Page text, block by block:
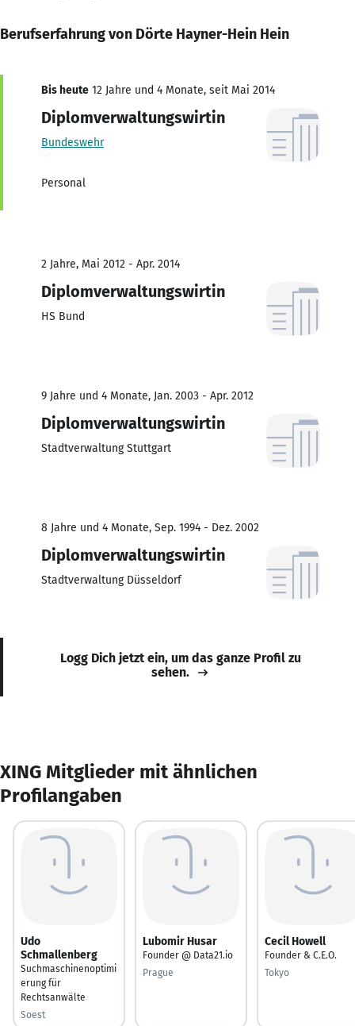
Berufserfahrung von Dörte Hayner-Hein Hein
Bis heute 12 Jahre und 4 Monate, seit Mai 2014
Diplomverwaltungswirtin
Bundeswehr
Personal
2 Jahre, Mai 2012 - Apr. 2014
Diplomverwaltungswirtin
HS Bund
9 Jahre und 4 Monate, Jan. 2003 - Apr. 2012
Diplomverwaltungswirtin
Stadtverwaltung Stuttgart
8 Jahre und 4 Monate, Sep. 1994 - Dez. 2002
Diplomverwaltungswirtin
Stadtverwaltung Düsseldorf
Logg Dich jetzt ein, um das ganze Profil zu
sehen.
XING Mitglieder mit ähnlichen
Profilangaben
Udo
Schmallenberg
Suchmaschinenoptimi
erung für
Rechtsanwälte
Soest
Lubomir Husar
Founder @ Data21.io
Prague
Cecil Howell
Founder & C.E.O.
Tokyo